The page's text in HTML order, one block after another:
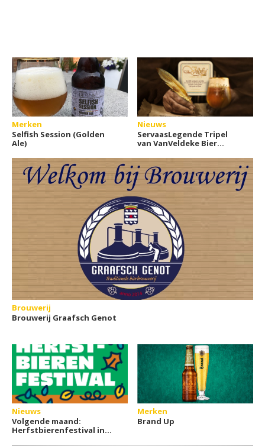
Merken
Selfish Session (Golden
Ale)
Nieuws
ServaasLegende Tripel
van VanVeldeke Bier
Brouwerij
Brouwerij Graafsch Genot
Nieuws
Volgende maand:
Herfstbierenfestival in
Merken
Brand Up